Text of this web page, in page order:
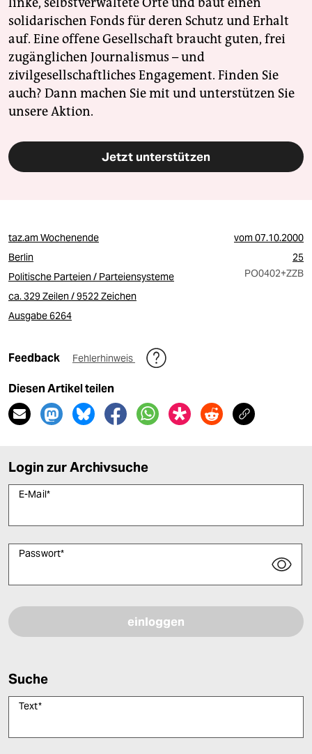
solidarischen Fonds für deren Schutz und Erhalt
auf. Eine offene Gesellschaft braucht guten, frei
zugänglichen Journalismus – und
zivilgesellschaftliches Engagement. Finden Sie
auch? Dann machen Sie mit und unterstützen Sie
unsere Aktion.
Jetzt unterstützen
taz.am Wochenende vom07.10.2000
Berlin
25
Politische Parteien / Parteiensysteme
PO0402+ZZB
ca. 329 Zeilen / 9522 Zeichen
Ausgabe 6264
Feedback Fehlerhinweis
Diesen Artikel teilen
Login zur Archivsuche
E-Mail*
Passwort*
Suche
Text*